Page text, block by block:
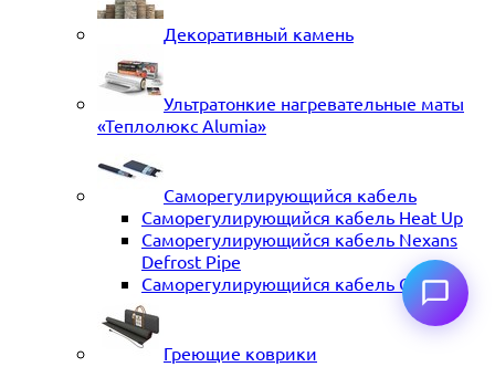
Декоративный камень
Ультратонкие нагревательные маты
«Теплолюкс Alumia»
Саморегулирующийся кабель
Саморегулирующийся кабель Heat Up
Саморегулирующийся кабель Nexans
Defrost Pipe
Саморегулирующийся кабель ССТ
Греющие коврики